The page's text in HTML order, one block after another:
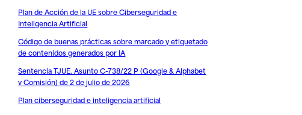
Plan de Acción de la UE sobre Ciberseguridad e
Inteligencia Artificial
Código de buenas prácticas sobre marcado y etiquetado
de contenidos generados por IA
Sentencia TJUE. Asunto C-738/22 P (Google & Alphabet
v Comisión) de 2 de julio de 2026
Plan ciberseguridad e inteligencia artificial